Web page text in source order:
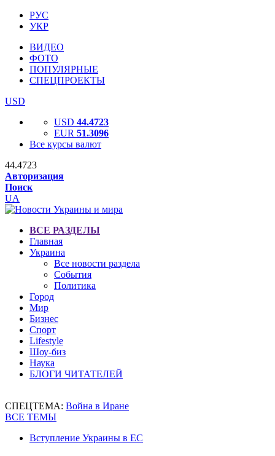
РУС
УКР
ВИДЕО
ФОТО
ПОПУЛЯРНЫЕ
СПЕЦПРОЕКТЫ
USD
USD 44.4723
EUR 51.3096
Все курсы валют
44.4723
Авторизация
Поиск
UA
ВСЕ РАЗДЕЛЫ
Главная
Украина
Все новости раздела
События
Политика
Город
Мир
Бизнес
Спорт
Lifestyle
Шоу-биз
Наука
БЛОГИ ЧИТАТЕЛЕЙ
СПЕЦТЕМА: Война в Иране
ВСЕ ТЕМЫ
Вступление Украины в ЕС